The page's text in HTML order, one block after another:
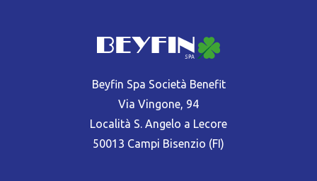
Beyfin Spa Società Benefit
Via Vingone, 94
Località S. Angelo a Lecore
50013 Campi Bisenzio (FI)